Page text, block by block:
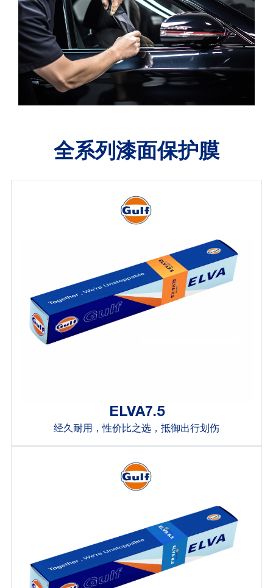
全系列漆面保护膜
ELVA7.5
经久耐用，性价比之选，抵御出行划伤